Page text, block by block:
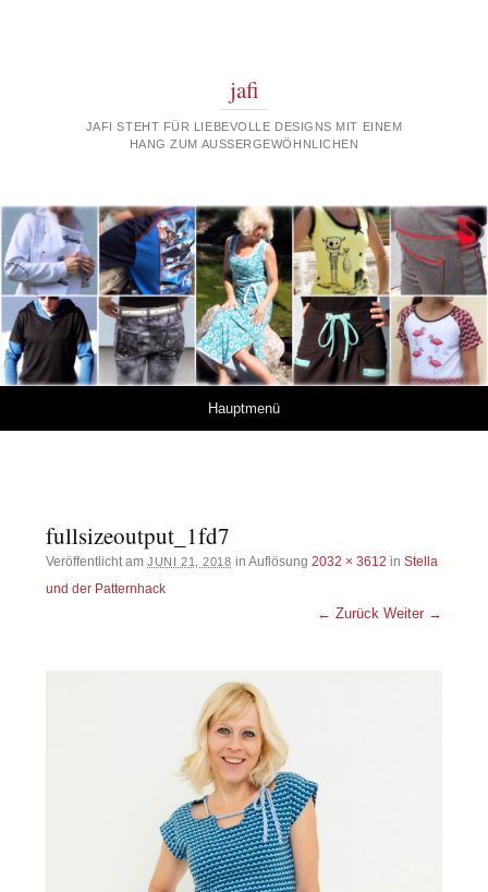
jafi
JAFI STEHT FÜR LIEBEVOLLE DESIGNS MIT EINEM
HANG ZUM AUSSERGEWÖHNLICHEN
Hauptmenü
fullsizeoutput_1fd7
Veröffentlicht amJUNI 21, 2018 in Auflösung 2032 × 3612 in Stella
und der Patternhack
← Zurück Weiter →